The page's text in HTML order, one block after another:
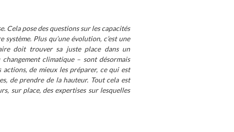
Cela pose des questions sur les capacités
Plus qu’une évolution, c’est une
doit trouver sa juste place dans un
climatique – sont désormais
de mieux les préparer, ce qui est
de prendre de la hauteur. Tout cela est
sur place, des expertises sur lesquelles